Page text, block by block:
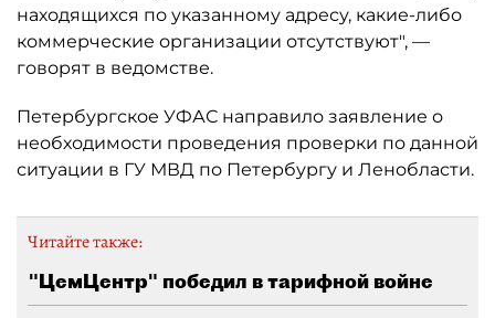
находящихся по указанному адресу, какие-либо
коммерческие организации отсутствуют", —
говорят в ведомстве.
Петербургское УФАС направило заявление о
необходимости проведения проверки по данной
ситуации в ГУ МВД по Петербургу и Ленобласти.
Читайте также:
"ЦемЦентр" победил в тарифной войне